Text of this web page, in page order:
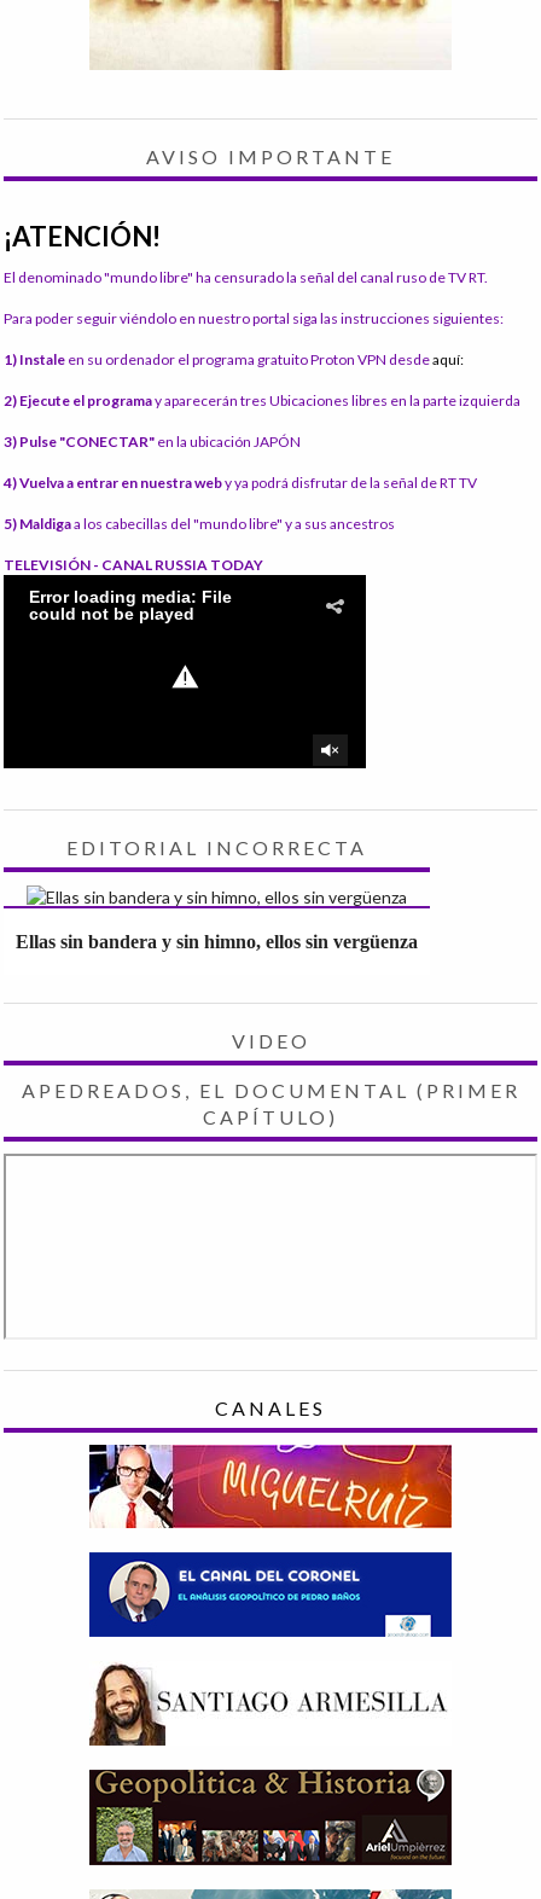
AVISO IMPORTANTE
¡ATENCIÓN!
El denominado "mundo libre" ha censurado la señal del canal ruso de TV RT.
Para poder seguir viéndolo en nuestro portal siga las instrucciones siguientes:
1) Instale en su ordenador el programa gratuito Proton VPN desdeaquí:
2) Ejecute el programay aparecerán tres Ubicaciones libres en la parte izquierda
3) Pulse "CONECTAR" en la ubicación JAPÓN
4) Vuelva a entrar en nuestra weby ya podrá disfrutar de la señal de RT TV
5) Maldigaa los cabecillas del "mundo libre" y a sus ancestros
TELEVISIÓN - CANAL RUSSIA TODAY
EDITORIAL INCORRECTA
Ellas sin bandera y sin himno, ellos sin vergüenza
VIDEO
APEDREADOS, EL DOCUMENTAL (PRIMER
CAPÍTULO)
CANALES